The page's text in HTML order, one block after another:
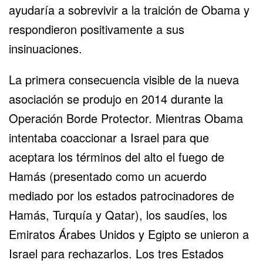
ayudaría a sobrevivir a la traición de Obama y
respondieron positivamente a sus
insinuaciones.
La primera consecuencia visible de la nueva
asociación se produjo en 2014 durante la
Operación Borde Protector. Mientras Obama
intentaba coaccionar a Israel para que
aceptara los términos del alto el fuego de
Hamás (presentado como un acuerdo
mediado por los estados patrocinadores de
Hamás, Turquía y Qatar), los saudíes, los
Emiratos Árabes Unidos y Egipto se unieron a
Israel para rechazarlos. Los tres Estados